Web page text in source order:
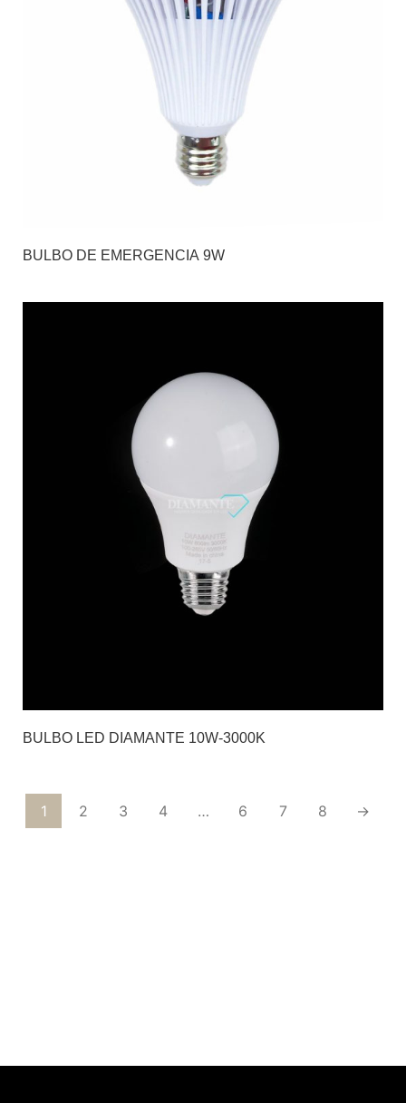
BULBO DE EMERGENCIA 9W
BULBO LED DIAMANTE 10W-3000K
1 2 3 4 … 6 7 8 →